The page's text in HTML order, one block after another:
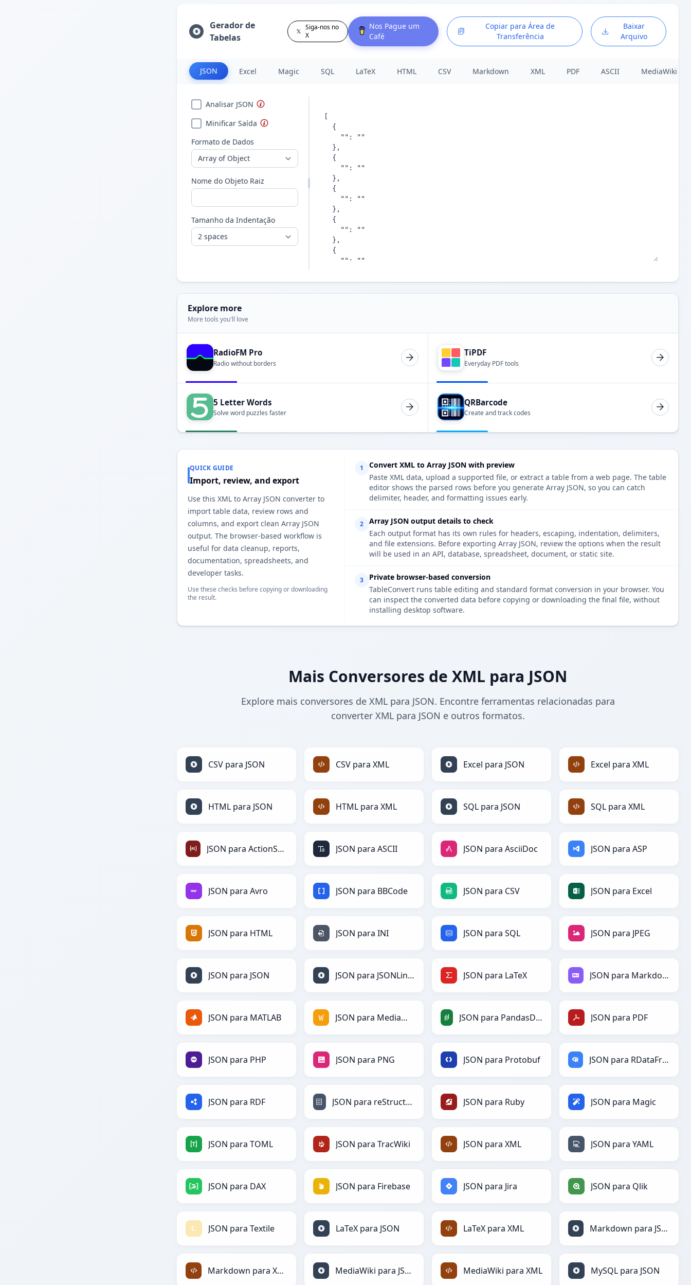
Gerador de
Tabelas
Siga-nos no
X
Nos Pague um
Café
Copiar para Área de
Transferência
Baixar
Arquivo
JSON Excel Magic SQL LaTeX HTML CSV Markdown XML PDF ASCII MediaWiki
Analisar JSON
Minificar Saída
Formato de Dados
Nome do Objeto Raiz
Tamanho da Indentação
Explore more
More tools you'll love
RadioFM Pro
Radio without borders
TiPDF
Everyday PDF tools
5 Letter Words
Solve word puzzles faster
QRBarcode
Create and track codes
QUICK GUIDE
Import, review, and export
Use this XML to Array JSON converter to
import table data, review rows and
columns, and export clean Array JSON
output. The browser-based workflow is
useful for data cleanup, reports,
documentation, spreadsheets, and
developer tasks.
Use these checks before copying or downloading
the result.
1
Convert XML to Array JSON with preview
Paste XML data, upload a supported file, or extract a table from a web page. The table
editor shows the parsed rows before you generate Array JSON, so you can catch
delimiter, header, and formatting issues early.
2
Array JSON output details to check
Each output format has its own rules for headers, escaping, indentation, delimiters,
and file extensions. Before exporting Array JSON, review the options when the result
will be used in an API, database, spreadsheet, document, or static site.
3
Private browser-based conversion
TableConvert runs table editing and standard format conversion in your browser. You
can inspect the converted data before copying or downloading the final file, without
installing desktop software.
Mais Conversores de XML para JSON
Explore mais conversores de XML para JSON. Encontre ferramentas relacionadas para
converter XML para JSON e outros formatos.
CSV para JSON CSV para XML Excel para JSON Excel para XML
HTML para JSON HTML para XML SQL para JSON SQL para XML
JSON para ActionScript JSON para ASCII JSON para AsciiDoc JSON para ASP
JSON para Avro JSON para BBCode JSON para CSV JSON para Excel
JSON para HTML JSON para INI JSON para SQL JSON para JPEG
JSON para JSON JSON para JSONLines JSON para LaTeX JSON para Markdown
JSON para MATLAB JSON para MediaWiki JSON para PandasDataFrame JSON para PDF
JSON para PHP JSON para PNG JSON para Protobuf JSON para RDataFrame
JSON para RDF JSON para reStructuredText JSON para Ruby JSON para Magic
JSON para TOML JSON para TracWiki JSON para XML JSON para YAML
JSON para DAX JSON para Firebase JSON para Jira JSON para Qlik
JSON para Textile LaTeX para JSON LaTeX para XML Markdown para JSON
Markdown para XML MediaWiki para JSON MediaWiki para XML MySQL para JSON